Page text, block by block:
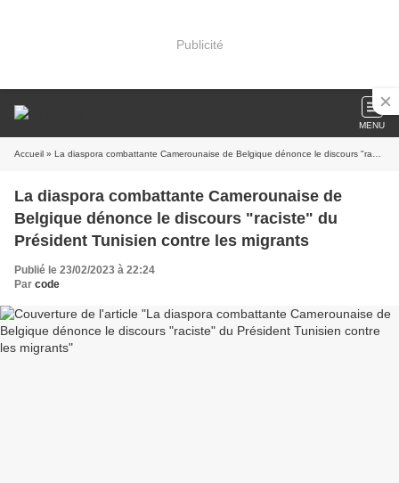
Publicité
MENU
Accueil » La diaspora combattante Camerounaise de Belgique dénonce le discours "raciste" du Président Tunisien contre les migrants
La diaspora combattante Camerounaise de
Belgique dénonce le discours "raciste" du
Président Tunisien contre les migrants
Publié le 23/02/2023 à 22:24
Par code